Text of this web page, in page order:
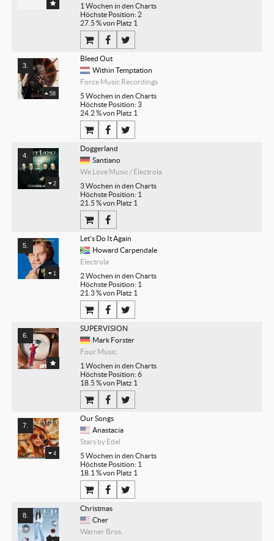
1 Wochen in den Charts
Höchste Position: 2
27.5 % von Platz 1
58
Bleed Out
Within Temptation
Force Music Recordings
5 Wochen in den Charts
Höchste Position: 3
24.2 % von Platz 1
2
Doggerland
Santiano
We Love Music / Electrola
3 Wochen in den Charts
Höchste Position: 1
21.5 % von Platz 1
1
Let's Do It Again
Howard Carpendale
Electrola
2 Wochen in den Charts
Höchste Position: 1
21.3 % von Platz 1
SUPERVISION
Mark Forster
Four Music
1 Wochen in den Charts
Höchste Position: 6
18.5 % von Platz 1
4
Our Songs
Anastacia
Stars by Edel
5 Wochen in den Charts
Höchste Position: 1
18.1 % von Platz 1
Christmas
Cher
Warner Bros.